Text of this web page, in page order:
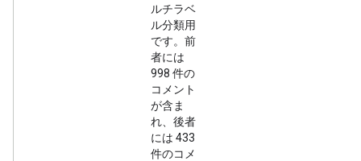
ルチラベ
ル分類用
です。前
者には
998 件の
コメント
が含ま
れ、後者
には 433
件のコメ